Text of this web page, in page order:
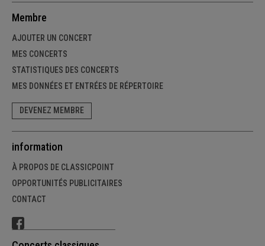
Membre
AJOUTER UN CONCERT
MES CONCERTS
STATISTIQUES DES CONCERTS
MES DONNÉES ET ENTRÉES DE RÉPERTOIRE
DEVENEZ MEMBRE
information
À PROPOS DE CLASSICPOINT
OPPORTUNITÉS PUBLICITAIRES
CONTACT